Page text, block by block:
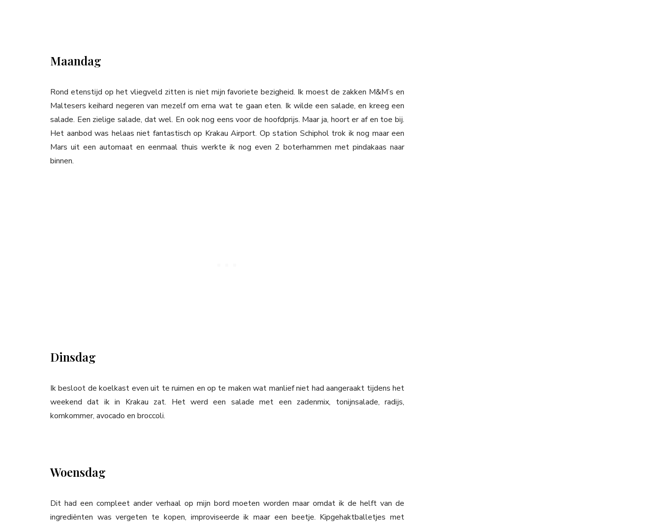
Maandag
Rond etenstijd op het vliegveld zitten is niet mijn favoriete bezigheid. Ik moest de zakken M&M’s en
Maltesers keihard negeren van mezelf om erna wat te gaan eten. Ik wilde een salade, en kreeg een
salade. Een zielige salade, dat wel. En ook nog eens voor de hoofdprijs. Maar ja, hoort er af en toe bij.
Het aanbod was helaas niet fantastisch op Krakau Airport. Op station Schiphol trok ik nog maar een
Mars uit een automaat en eenmaal thuis werkte ik nog even 2 boterhammen met pindakaas naar
binnen.
Dinsdag
Ik besloot de koelkast even uit te ruimen en op te maken wat manlief niet had aangeraakt tijdens het
weekend dat ik in Krakau zat. Het werd een salade met een zadenmix, tonijnsalade, radijs,
komkommer, avocado en broccoli.
Woensdag
Dit had een compleet ander verhaal op mijn bord moeten worden maar omdat ik de helft van de
ingrediënten was vergeten te kopen, improviseerde ik maar een beetje. Kipgehaktballetjes met